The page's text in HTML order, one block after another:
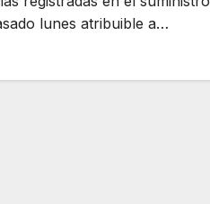
lunes atribuible a…